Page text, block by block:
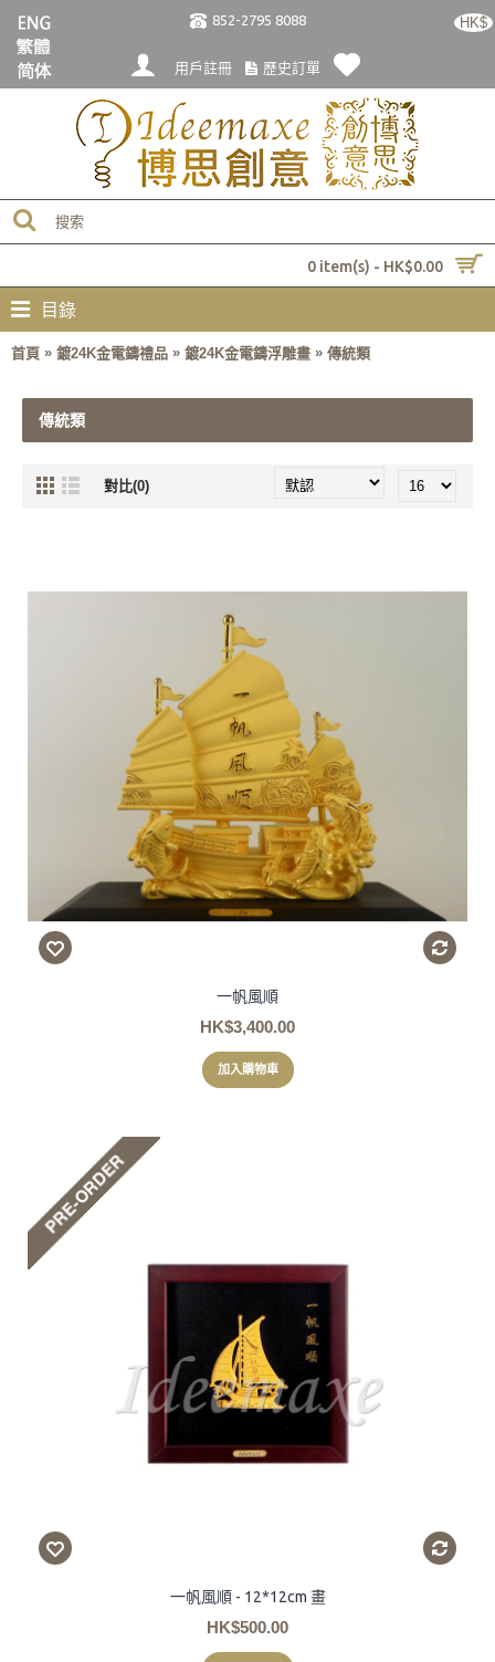
852-2795 8088 HK$
用戶註冊 歷史訂單
0 item(s) - HK$0.00
目錄
首頁 » 鍍24K金電鑄禮品 » 鍍24K金電鑄浮雕畫 » 傳統類
傳統類
對比(0)
一帆風順
HK$3,400.00
加入購物車
一帆風順 - 12*12cm 畫
HK$500.00